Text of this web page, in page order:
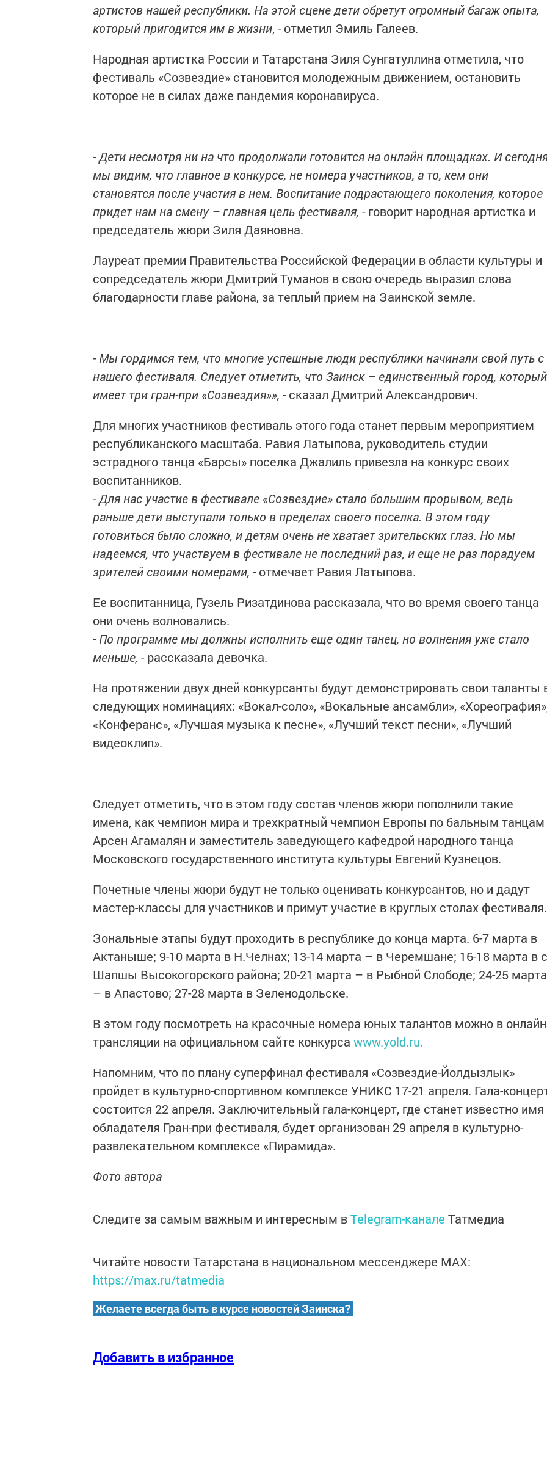
артистов нашей республики. На этой сцене дети обретут огромный багаж опыта,
который пригодится им в жизни, - отметил Эмиль Галеев.
Народная артистка России и Татарстана Зиля Сунгатуллина отметила, что
фестиваль «Созвездие» становится молодежным движением, остановить
которое не в силах даже пандемия коронавируса.
- Дети несмотря ни на что продолжали готовится на онлайн площадках. И
мы видим, что главное в конкурсе, не номера участников, а то, кем они
становятся после участия в нем. Воспитание подрастающего поколения, которое
придет нам на смену – главная цель фестиваля, - говорит народная артистка и
председатель жюри Зиля Даяновна.
Лауреат премии Правительства Российской Федерации в области культуры и
сопредседатель жюри Дмитрий Туманов в свою очередь выразил слова
благодарности главе района, за теплый прием на Заинской земле.
- Мы гордимся тем, что многие успешные люди республики начинали свой путь с
нашего фестиваля. Следует отметить, что Заинск – единственный город, который
имеет три гран-при «Созвездия»», - сказал Дмитрий Александрович.
Для многих участников фестиваль этого года станет первым мероприятием
республиканского масштаба. Равия Латыпова, руководитель студии
эстрадного танца «Барсы» поселка Джалиль привезла на конкурс своих
воспитанников.
- Для нас участие в фестивале «Созвездие» стало большим прорывом, ведь
раньше дети выступали только в пределах своего поселка. В этом году
готовиться было сложно, и детям очень не хватает зрительских глаз. Но мы
надеемся, что участвуем в фестивале не последний раз, и еще не раз порадуем
зрителей своими номерами, - отмечает Равия Латыпова.
Ее воспитанница, Гузель Ризатдинова рассказала, что во время своего танца
они очень волновались.
- По программе мы должны исполнить еще один танец, но волнения уже стало
меньше, - рассказала девочка.
На протяжении двух дней конкурсанты будут демонстрировать свои таланты
следующих номинациях: «Вокал-соло», «Вокальные ансамбли»,
«Конферанс», «Лучшая музыка к песне», «Лучший текст песни», «Лучший
видеоклип».
Следует отметить, что в этом году состав членов жюри пополнили такие
имена, как чемпион мира и трехкратный чемпион Европы по бальным танцам
Арсен Агамалян и заместитель заведующего кафедрой народного танца
Московского государственного института культуры Евгений Кузнецов.
Почетные члены жюри будут не только оценивать конкурсантов, но и дадут
мастер-классы для участников и примут участие в круглых столах фестиваля.
Зональные этапы будут проходить в республике до конца марта. 6-7 марта в
Актаныше; 9-10 марта в Н.Челнах; 13-14 марта – в Черемшане; 16-18 марта в
Шапшы Высокогорского района; 20-21 марта – в Рыбной Слободе; 24-25 марта
– в Апастово; 27-28 марта в Зеленодольске.
В этом году посмотреть на красочные номера юных талантов можно в онлайн
трансляции на официальном сайте конкурса www.yold.ru.
Напомним, что по плану суперфинал фестиваля «Созвездие-Йолдызлык»
пройдет в культурно-спортивном комплексе УНИКС 17-21 апреля. Гала-
состоится 22 апреля. Заключительный гала-концерт, где станет известно имя
обладателя Гран-при фестиваля, будет организован 29 апреля в культурно-
развлекательном комплексе «Пирамида».
Фото автора
Следите за самым важным и интересным вTelegram-канале Татмедиа
Читайте новости Татарстана в национальном мессенджере MАХ:
https://max.ru/tatmedia
Желаете всегда быть в курсе новостей Заинска?
Добавить в избранное